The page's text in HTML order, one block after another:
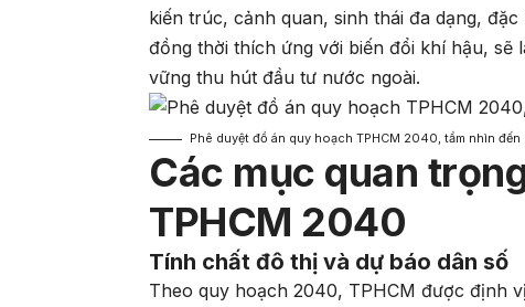
kiến trúc, cảnh quan, sinh thái đa dạng,
đồng thời thích ứng với biến đổi khí hậu,
vững thu hút đầu tư nước ngoài.
Phê duyệt đồ án quy hoạch TPHCM 2040, tầm nhìn
Các mục quan
TPHCM 2040
Tính chất đô thị và dự báo dân số
Theo quy hoạch 2040, TPHCM được định